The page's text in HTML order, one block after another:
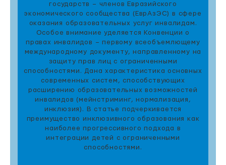
государств – членов Евразийского
экономического сообщества (ЕврАзЭС) в сфере
оказания образовательных услуг инвалидам.
Особое внимание уделяется Конвенции о
правах инвалидов – первому всеобъемлющему
международному документу, направленному на
защиту прав лиц с ограниченными
способностями. Дана характеристика основных
современных систем, способствующих
расширению образовательных возможностей
инвалидов (мейнстриминг, нормализация,
инклюзия). В статье подчеркивается
преимущество инклюзивного образования как
наиболее прогрессивного подхода в
интеграции детей с ограниченными
способностями.